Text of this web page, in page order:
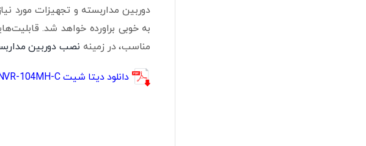
دوربین مداربسته و تجهیزات مورد
به خوبی براورده خواهد شد.
مناسب، در زمینه نصب دوربین
دانلود دیتا شیت NVR-104MH-C